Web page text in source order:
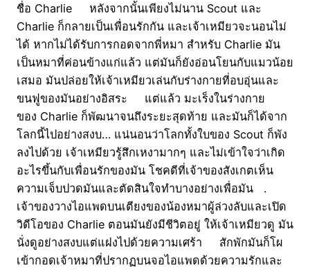
ชื่อ Charlie หลังจากนั้นเพียงไม่นาน Scout และ
Charlie ก็กลายเป็นเพื่อนรักกัน และเจ้าเหมียวจะนอนไม่
ได้ หากไม่ได้รับการกอดจากพี่หมา สำหรับ Charlie มัน
เป็นหมาที่ค่อนข้างแก่แล้ว แต่มันก็ยังอ่อนโยนกับแมวน้อย
เสมอ มันปล่อยให้เจ้าเหมียวเล่นกับร่างกายที่อบอุ่นและ
ขนฟูของมันอย่างอิสระ แต่แล้ว มะเร็งในร่างกาย
ของ Charlie ก็พัฒนาจนถึงระยะสุดท้าย และมันก็ได้จาก
โลกนี้ไปอย่างสงบ… แน่นอนว่าโลกทั้งใบของ Scout ก็พัง
ลงไปด้วย เจ้าเหมียวรู้สึกเหงามากๆ และไม่เข้าใจว่าเกิด
อะไรขึ้นกับเพื่อนรักของมัน โชคดีที่เจ้าของสังเกตเห็น
ความเจ็บปวดมันและตัดสินใจทำบางอย่างเพื่อมัน .
เจ้าของวางไอแพดบนเตียงของน้องหมาผู้ล่วงลับและเปิด
วิดีโอของ Charlie ตอนมันยังมีชีวิตอยู่ ให้เจ้าเหมียวดู มัน
นั่งดูอย่างสงบแต่แฝงไปด้วยความเศร้า สักพักมันก็โผ
เข้ากอดเจ้าหมาที่ปรากฏบนจอไอแพดด้วยความรักและ